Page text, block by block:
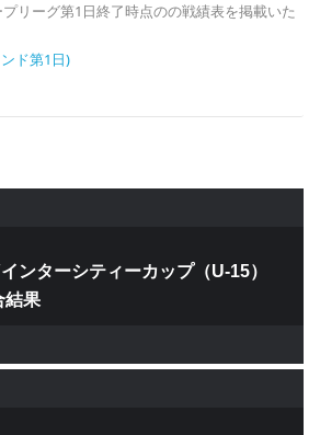
リーグ第1日終了時点のの戦績表を掲載いた
ド第1日)
ンターシティーカップ（U-15）
果